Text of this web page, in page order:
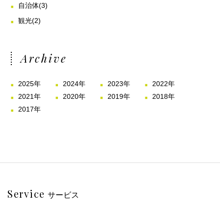
自治体(3)
観光(2)
Archive
2025年 2024年 2023年
2022年
2021年
2020年 2019年
2018年
2017年
Service サービス